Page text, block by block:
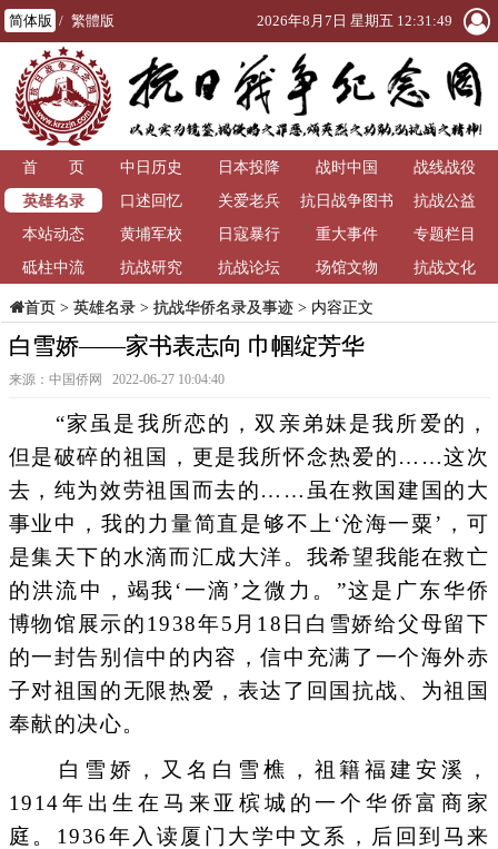
简体版 / 繁體版 2026年8月7日 星期五 12:31:49
首 页 中日历史 日本投降 战时中国
战线战役
英雄名录
口述回忆 关爱老兵
抗日战争图书
馆
抗战公益
本站动态
黄埔军校 日寇暴行 重大事件
专题栏目
砥柱中流
抗战研究 抗战论坛 场馆文物 抗战文化
首页> 英雄名录> 抗战华侨名录及事迹> 内容正文
白雪娇——家书表志向 巾帼绽芳华
来源：中国侨网 2022-06-27 10:04:40
“家虽是我所恋的，双亲弟妹是我所爱的，
但是破碎的祖国，更是我所怀念热爱的……这次
去，纯为效劳祖国而去的……虽在救国建国的大
事业中，我的力量简直是够不上‘沧海一粟’，可
是集天下的水滴而汇成大洋。我希望我能在救亡
的洪流中，竭我‘一滴’之微力。”这是广东华侨
博物馆展示的1938年5月18日白雪娇给父母留下
的一封告别信中的内容，信中充满了一个海外赤
子对祖国的无限热爱，表达了回国抗战、为祖国
奉献的决心。
白雪娇，又名白雪樵，祖籍福建安溪，
1914年出生在马来亚槟城的一个华侨富商家
庭。1936年入读厦门大学中文系，后回到马来